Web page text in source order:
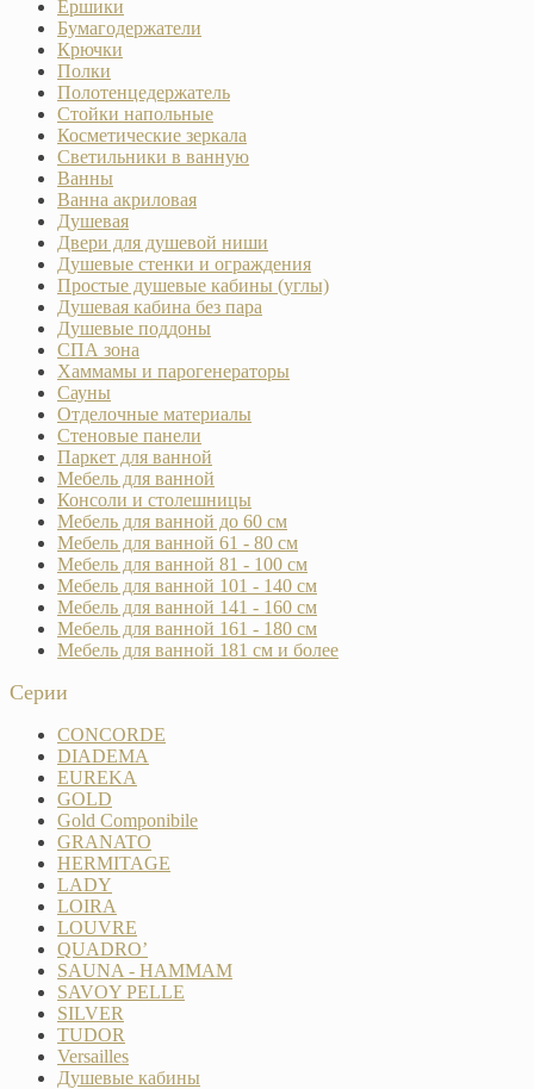
Ёршики
Бумагодержатели
Крючки
Полки
Полотенцедержатель
Стойки напольные
Косметические зеркала
Светильники в ванную
Ванны
Ванна акриловая
Душевая
Двери для душевой ниши
Душевые стенки и ограждения
Простые душевые кабины (углы)
Душевая кабина без пара
Душевые поддоны
СПА зона
Хаммамы и парогенераторы
Сауны
Отделочные материалы
Стеновые панели
Паркет для ванной
Мебель для ванной
Консоли и столешницы
Мебель для ванной до 60 см
Мебель для ванной 61 - 80 см
Мебель для ванной 81 - 100 см
Мебель для ванной 101 - 140 см
Мебель для ванной 141 - 160 см
Мебель для ванной 161 - 180 см
Мебель для ванной 181 см и более
Серии
CONCORDE
DIADEMA
EUREKA
GOLD
Gold Componibile
GRANATO
HERMITAGE
LADY
LOIRA
LOUVRE
QUADRO’
SAUNA - HAMMAM
SAVOY PELLE
SILVER
TUDOR
Versailles
Душевые кабины